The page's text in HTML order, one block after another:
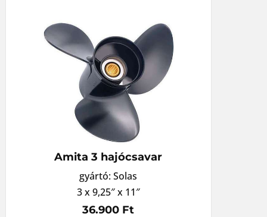
Amita 3 hajócsavar
gyártó: Solas
3 x 9,25″ x 11″
36.900 Ft